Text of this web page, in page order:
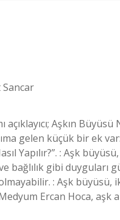
açıklayıcı; Aşkın
gelen küçük bir ek
Yapılır?”. : Aşk
bağlılık gibi duyguları
: Aşk
Medyum Ercan Hoca,